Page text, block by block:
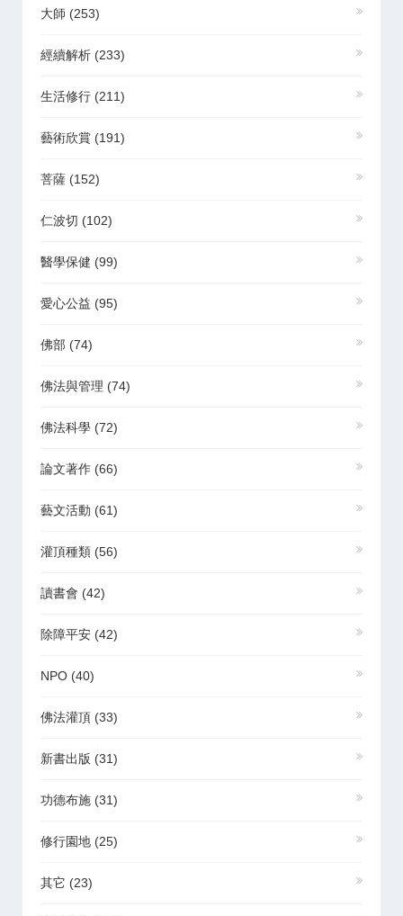
大師 (253)
經續解析 (233)
生活修行 (211)
藝術欣賞 (191)
菩薩 (152)
仁波切 (102)
醫學保健 (99)
愛心公益 (95)
佛部 (74)
佛法與管理 (74)
佛法科學 (72)
論文著作 (66)
藝文活動 (61)
灌頂種類 (56)
讀書會 (42)
除障平安 (42)
NPO (40)
佛法灌頂 (33)
新書出版 (31)
功德布施 (31)
修行園地 (25)
其它 (23)